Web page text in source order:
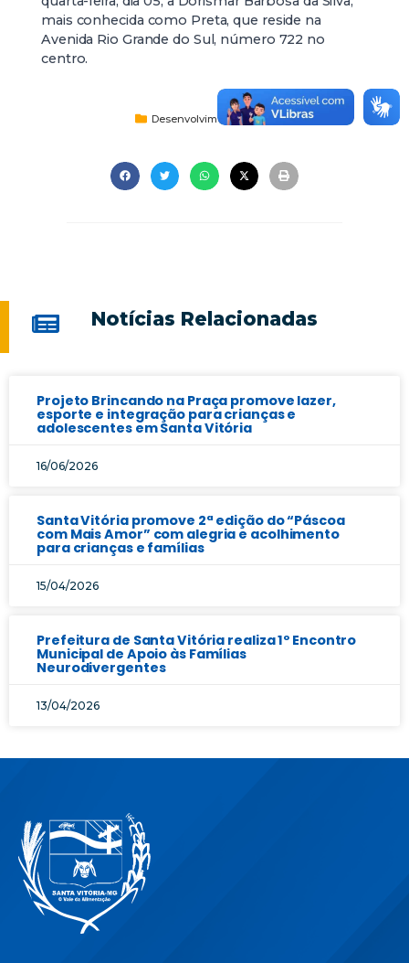
mais conhecida como Preta, que reside na
Avenida Rio Grande do Sul, número 722 no
centro.
Desenvolvimento Social
Notícias Relacionadas
Projeto Brincando na Praça promove lazer,
esporte e integração para crianças e
adolescentes em Santa Vitória
16/06/2026
Santa Vitória promove 2ª edição do “Páscoa
com Mais Amor” com alegria e acolhimento
para crianças e famílias
15/04/2026
Prefeitura de Santa Vitória realiza 1º Encontro
Municipal de Apoio às Famílias
Neurodivergentes
13/04/2026